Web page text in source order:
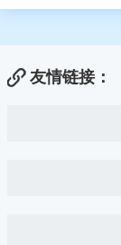
友情链接：